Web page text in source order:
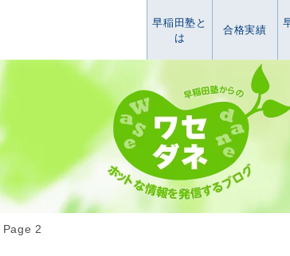
早稲田塾と
は
合格実績
Page 2